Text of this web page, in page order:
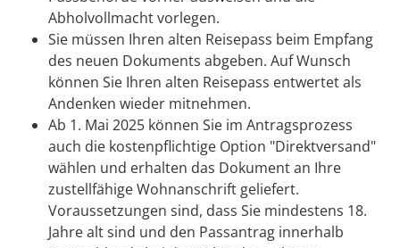
Abholvollmacht vorlegen.
Sie müssen Ihren alten Reisepass beim Empfang
des neuen Dokuments abgeben. Auf Wunsch
können Sie Ihren alten Reisepass entwertet als
Andenken wieder mitnehmen.
Ab 1. Mai 2025 können Sie im Antragsprozess
auch die kostenpflichtige Option "Direktversand"
wählen und erhalten das Dokument an Ihre
zustellfähige Wohnanschrift geliefert.
Voraussetzungen sind, dass Sie mindestens 18.
Jahre alt sind und den Passantrag innerhalb